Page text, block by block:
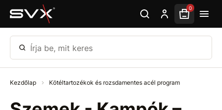
Ugrás az oldal fő részéhez 0
Írja be, mit keres
Kezdőlap Kötéltartozékok és rozsdamentes acél program